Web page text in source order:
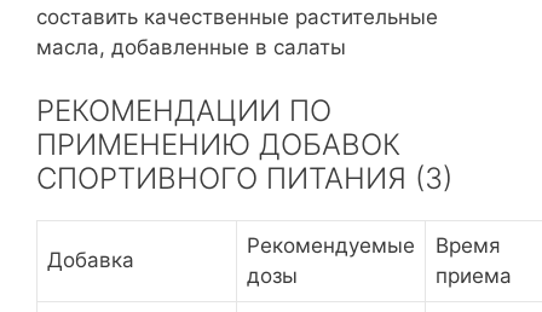
составить качественные растительные
масла, добавленные в салаты
РЕКОМЕНДАЦИИ ПО
ПРИМЕНЕНИЮ ДОБАВОК
СПОРТИВНОГО ПИТАНИЯ (3)
Добавка
Рекомендуемые
дозы
Время
приема